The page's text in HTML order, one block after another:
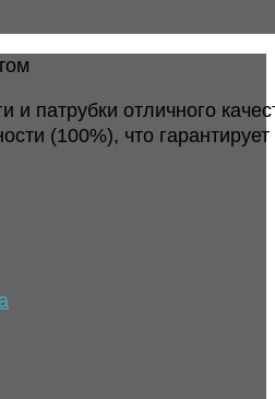
патрубки отличного
(100%), что